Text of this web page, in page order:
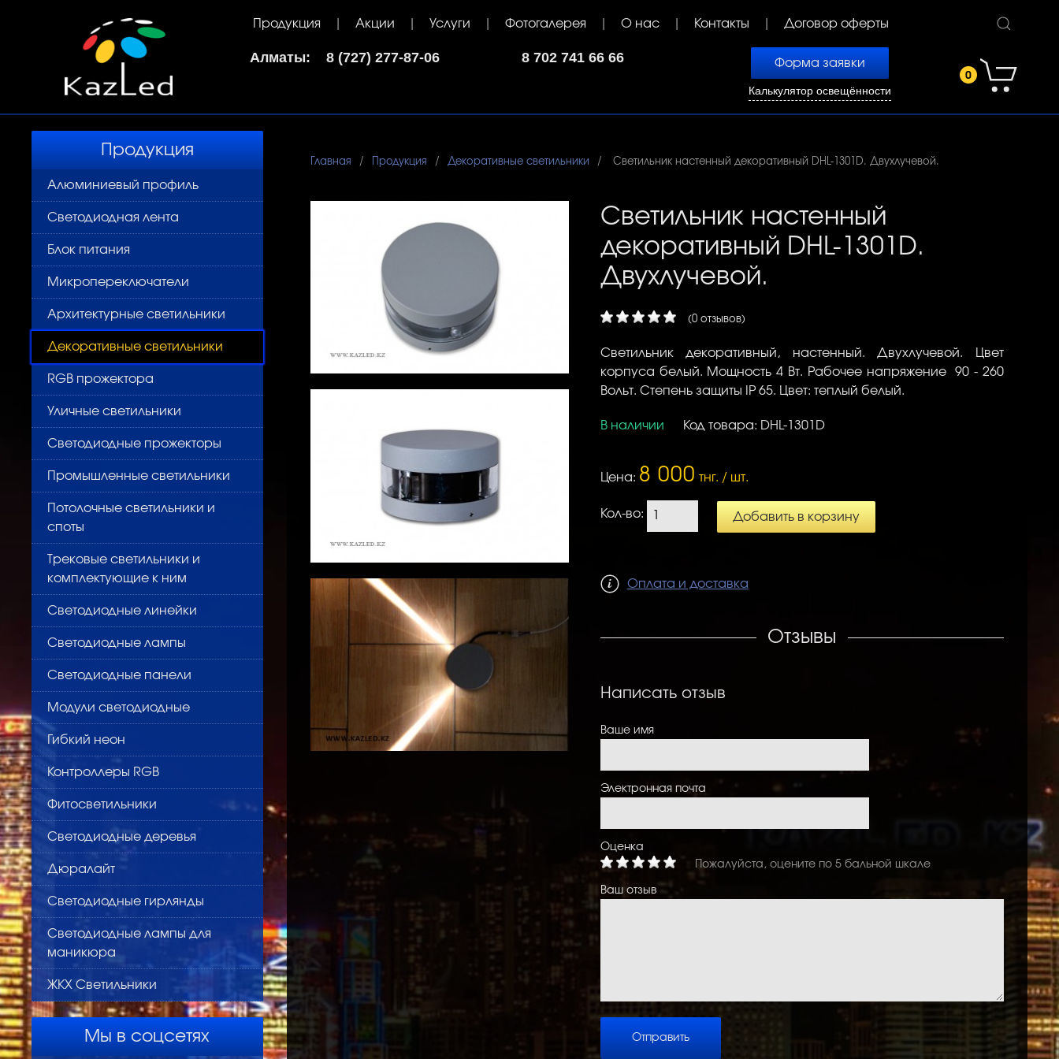
Продукция Акции Услуги Фотогалерея О нас Контакты Договор оферты
Алматы: 8 (727) 277-87-06 8 702 741 66 66 Форма заявки
Калькулятор освещённости
0
Продукция
Алюминиевый профиль
Светодиодная лента
Блок питания
Микропереключатели
Архитектурные светильники
Декоративные светильники
RGB прожектора
Уличные светильники
Светодиодные прожекторы
Промышленные светильники
Потолочные светильники и
споты
Трековые светильники и
комплектующие к ним
Светодиодные линейки
Светодиодные лампы
Светодиодные панели
Модули светодиодные
Гибкий неон
Контроллеры RGB
Фитосветильники
Светодиодные деревья
Дюралайт
Светодиодные гирлянды
Светодиодные лампы для
маникюра
ЖКХ Светильники
Мы в соцсетях
Главная Продукция Декоративные светильники Светильник настенный декоративный DHL-1301D. Двухлучевой.
Светильник настенный
декоративный DHL-1301D.
Двухлучевой.
(0 отзывов)
Светильник декоративный, настенный. Двухлучевой.
Цвет
корпуса белый. Мощность 4 Вт. Рабочее напряжение 90 - 260
Вольт. Степень защиты IP 65. Цвет: теплый белый.
В наличии Код товара: DHL-1301D
Цена: 8 000 тнг. / шт.
Кол-во: Добавить в корзину
Оплата и доставка
Отзывы
Написать отзыв
Ваше имя
Электронная почта
Оценка
Пожалуйста, оцените по 5 бальной шкале
Ваш отзыв